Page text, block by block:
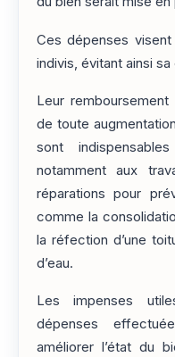
Ces dépenses visent
indivis, évitant ainsi
Leur
de toute
sont
notamment aux
réparations pour
comme la
la réfection d’une
d’eau.
Les impenses
dépenses
améliorer l’état du